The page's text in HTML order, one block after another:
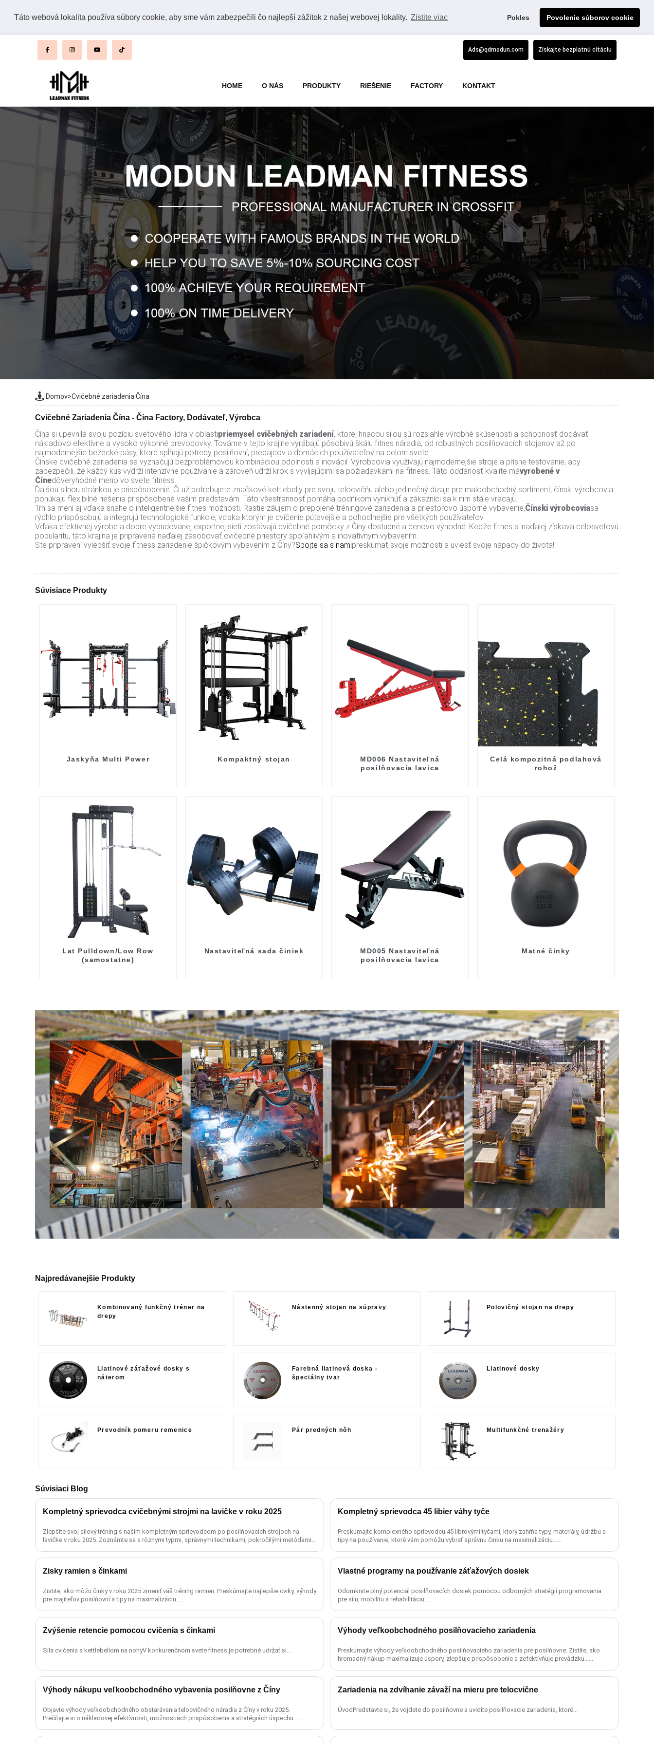
Táto webová lokalita používa súbory cookie, aby sme vám zabezpečili čo najlepší zážitok z našej webovej lokality. Zistite viac Pokles Povolenie súborov cookie
Ads@qdmodun.com Získajte bezplatnú citáciu
HOME O NÁS PRODUKTY RIEŠENIE FACTORY KONTAKT
Domov>Cvičebné zariadenia Čína
Cvičebné Zariadenia Čína - Čína Factory, Dodávateľ, Výrobca
Čína si upevnila svoju pozíciu svetového lídra v oblastipriemysel cvičebných zariadení, ktorej hnacou silou sú rozsiahle výrobné skúsenosti a schopnosť dodávať
nákladovo efektívne a vysoko výkonné prevodovky. Továrne v tejto krajine vyrábajú pôsobivú škálu fitnes náradia, od robustných posilňovacích stojanov až po
najmodernejšie bežecké pásy, ktoré spĺňajú potreby posilňovní, predajcov a domácich používateľov na celom svete.
Čínske cvičebné zariadenia sa vyznačujú bezproblémovou kombináciou odolnosti a inovácií. Výrobcovia využívajú najmodernejšie stroje a prísne testovanie, aby
zabezpečili, že každý kus vydrží intenzívne používanie a zároveň udrží krok s vyvíjajúcimi sa požiadavkami na fitness. Táto oddanosť kvalite mávyrobené v
Čínedôveryhodné meno vo svete fitness.
Ďalšou silnou stránkou je prispôsobenie. Či už potrebujete značkové kettlebelly pre svoju telocvičňu alebo jedinečný dizajn pre maloobchodný sortiment, čínski výrobcovia
ponúkajú flexibilné riešenia prispôsobené vašim predstavám. Táto všestrannosť pomáha podnikom vyniknúť a zákazníci sa k nim stále vracajú.
Trh sa mení aj vďaka snahe o inteligentnejšie fitnes možnosti. Rastie záujem o prepojené tréningové zariadenia a priestorovo úsporné vybavenie,Čínski výrobcoviasa
rýchlo prispôsobujú a integrujú technologické funkcie, vďaka ktorým je cvičenie pútavejšie a pohodlnejšie pre všetkých používateľov.
Vďaka efektívnej výrobe a dobre vybudovanej exportnej sieti zostávajú cvičebné pomôcky z Číny dostupné a cenovo výhodné. Keďže fitnes si naďalej získava celosvetovú
popularitu, táto krajina je pripravená naďalej zásobovať cvičebné priestory spoľahlivým a inovatívnym vybavením.
Ste pripravení vylepšiť svoje fitness zariadenie špičkovým vybavením z Číny?Spojte sa s namipreskúmať svoje možnosti a uviesť svoje nápady do života!
Súvisiace Produkty
Jaskyňa Multi Power Kompaktný stojan
MD006 Nastaviteľná
posilňovacia lavica
Celá kompozitná podlahová
rohož
Lat Pulldown/Low Row
(samostatne)
Nastaviteľná sada činiek
MD005 Nastaviteľná
posilňovacia lavica
Matné činky
Najpredávanejšie Produkty
Kombinovaný funkčný tréner na
drepy
Nástenný stojan na súpravy Polovičný stojan na drepy
Liatinové záťažové dosky s
náterom
Farebná liatinová doska -
špeciálny tvar
Liatinové dosky
Prevodník pomeru remenice Pár predných nôh Multifunkčné trenažéry
Súvisiaci Blog
Kompletný sprievodca cvičebnými strojmi na lavičke v roku 2025
Zlepšite svoj silový tréning s naším kompletným sprievodcom po posilňovacích strojoch na
lavičke v roku 2025. Zoznámte sa s rôznymi typmi, správnymi technikami, pokročilými metódami a
Kompletný sprievodca 45 libier váhy tyče
Preskúmajte komplexného sprievodcu 45 librovými tyčami, ktorý zahŕňa typy, materiály, údržbu a
tipy na používanie, ktoré vám pomôžu vybrať správnu činku na maximalizáciu......
Zisky ramien s činkami
Zistite, ako môžu činky v roku 2025 zmeniť váš tréning ramien. Preskúmajte najlepšie cviky, výhody
pre majiteľov posilňovní a tipy na maximalizáciu......
Vlastné programy na používanie záťažových dosiek
Odomknite plný potenciál posilňovacích dosiek pomocou odborných stratégií programovania
pre silu, mobilitu a rehabilitáciu....
Zvýšenie retencie pomocou cvičenia s činkami
Sila cvičenia s kettlebellom na nohyV konkurenčnom svete fitness je potrebné udržať si...
Výhody veľkoobchodného posilňovacieho zariadenia
Preskúmajte výhody veľkoobchodného posilňovacieho zariadenia pre posilňovne. Zistite, ako
hromadný nákup maximalizuje úspory, zlepšuje prispôsobenie a zefektívňuje prevádzku......
Výhody nákupu veľkoobchodného vybavenia posilňovne z Číny
Objavte výhody veľkoobchodného obstarávania telocvičného náradia z Číny v roku 2025.
Prečítajte si o nákladovej efektívnosti, možnostiach prispôsobenia a stratégiách úspechu......
Zariadenia na zdvíhanie závaží na mieru pre telocvične
ÚvodPredstavte si, že vojdete do posilňovne a uvidíte posilňovacie zariadenia, ktoré...